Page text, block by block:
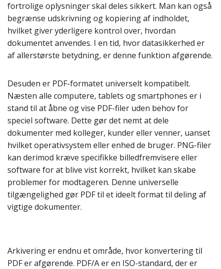
fortrolige oplysninger skal deles sikkert. Man kan også
begrænse udskrivning og kopiering af indholdet,
hvilket giver yderligere kontrol over, hvordan
dokumentet anvendes. I en tid, hvor datasikkerhed er
af allerstørste betydning, er denne funktion afgørende.
Desuden er PDF-formatet universelt kompatibelt.
Næsten alle computere, tablets og smartphones er i
stand til at åbne og vise PDF-filer uden behov for
speciel software. Dette gør det nemt at dele
dokumenter med kolleger, kunder eller venner, uanset
hvilket operativsystem eller enhed de bruger. PNG-filer
kan derimod kræve specifikke billedfremvisere eller
software for at blive vist korrekt, hvilket kan skabe
problemer for modtageren. Denne universelle
tilgængelighed gør PDF til et ideelt format til deling af
vigtige dokumenter.
Arkivering er endnu et område, hvor konvertering til
PDF er afgørende. PDF/A er en ISO-standard, der er